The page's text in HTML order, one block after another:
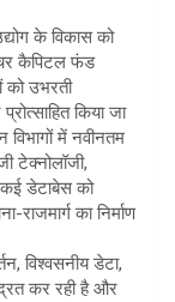
के विकास को
कैपिटल फंड
को उभरती
किया जा
विभागों में नवीनतम
टेक्नोलॉजी,
डेटाबेस को
का निर्माण
विश्वसनीय डेटा,
कर रही है और